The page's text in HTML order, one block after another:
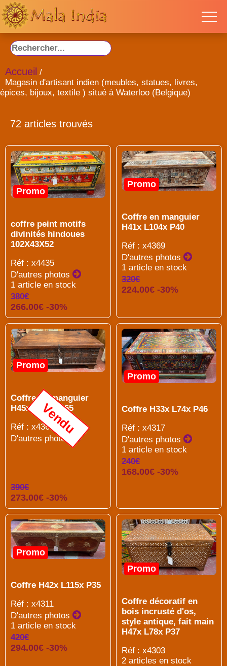
Accueil /
Magasin d'artisant indien (meubles, statues, livres,
épices, bijoux, textile ) situé à Waterloo (Belgique)
72 articles trouvés
Promo
coffre peint motifs
divinités hindoues
102X43X52
Réf : x4435
D'autres photos
1 article en stock
380€
266.00€ -30%
Promo
Coffre en manguier
H41x L104x P40
Réf : x4369
D'autres photos
1 article en stock
320€
224.00€ -30%
Promo
Coffre en manguier
H45x L120x P65
Réf : x4367
D'autres photos
Vendu
390€
273.00€ -30%
Promo
Coffre H33x L74x P46
Réf : x4317
D'autres photos
1 article en stock
240€
168.00€ -30%
Promo
Coffre H42x L115x P35
Réf : x4311
D'autres photos
1 article en stock
420€
294.00€ -30%
Promo
Coffre décoratif en
bois incrusté d'os,
style antique, fait main
H47x L78x P37
Réf : x4303
2 articles en stock